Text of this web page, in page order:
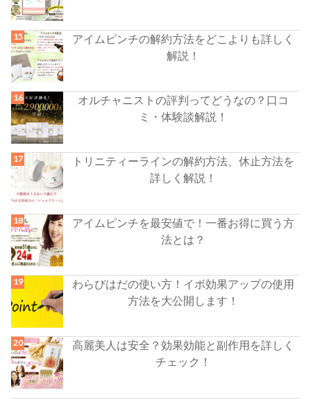
アイムピンチの解約方法をどこよりも詳しく
解説！
オルチャニストの評判ってどうなの？口コ
ミ・体験談解説！
トリニティーラインの解約方法、休止方法を
詳しく解説！
アイムピンチを最安値で！一番お得に買う方
法とは？
わらびはだの使い方！イボ効果アップの使用
方法を大公開します！
高麗美人は安全？効果効能と副作用を詳しく
チェック！